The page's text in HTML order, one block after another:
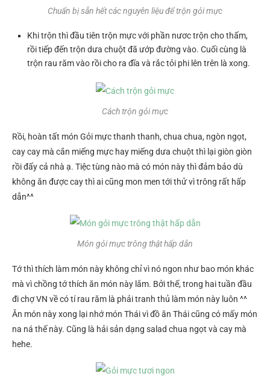
Chuẩn bị sẵn hết các nguyên liệu để trộn gỏi mực
Khi trộn thì đầu tiên trộn mực với phần nươc trộn cho thấm,
rồi tiếp đến trộn dưa chuột đã ướp đường vào. Cuối cùng là
trộn rau răm vào rồi cho ra đĩa và rắc tỏi phi lên trên là xong.
Cách trộn gỏi mực
Rồi, hoàn tất món Gỏi mực thanh thanh, chua chua, ngòn ngọt,
cay cay mà cắn miếng mực hay miếng dưa chuột thì lại giòn giòn
rồi đấy cả nhà ạ. Tiệc tùng nào mà có món này thì đảm bảo dù
không ăn được cay thì ai cũng mon men tới thử vì trông rất hấp
dẫn^^
Món gỏi mực trông thật hấp dẫn
Tớ thì thích làm món này không chỉ vì nó ngon như bao món khác
mà vì chồng tớ thích ăn món này lắm. Bởi thế, trong hai tuần đầu
đi chợ VN về có tí rau răm là phải tranh thủ làm món này luôn ^^
Ăn món này xong lại nhớ món Thái vì đồ ăn Thái cũng có mấy món
na ná thế này. Cũng là hải sản dạng salad chua ngọt và cay mà
hehe.